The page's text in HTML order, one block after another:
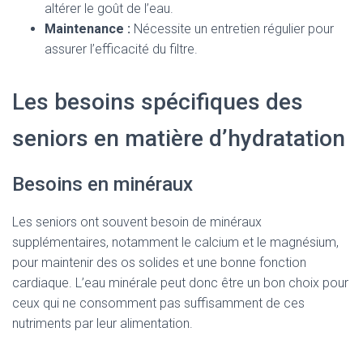
altérer le goût de l’eau.
Maintenance : Nécessite un entretien régulier pour
assurer l’efficacité du filtre.
Les besoins spécifiques des
seniors en matière d’hydratation
Besoins en minéraux
Les seniors ont souvent besoin de minéraux
supplémentaires, notamment le calcium et le magnésium,
pour maintenir des os solides et une bonne fonction
cardiaque. L’eau minérale peut donc être un bon choix pour
ceux qui ne consomment pas suffisamment de ces
nutriments par leur alimentation.